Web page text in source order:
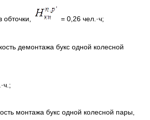
обточки, = 0,26 чел.·ч;
демонтажа букс одной колесной
монтажа букс одной колесной пары,